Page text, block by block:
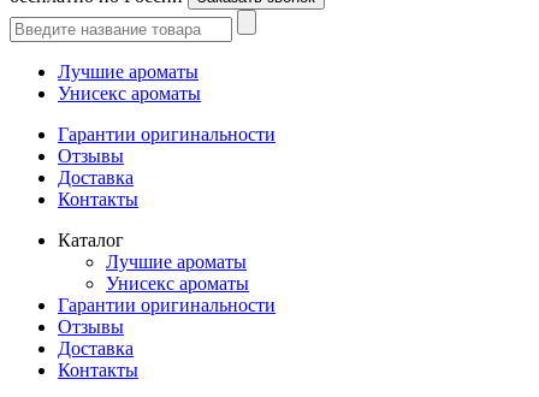
Лучшие ароматы
Унисекс ароматы
Гарантии оригинальности
Отзывы
Доставка
Контакты
Каталог
Лучшие ароматы
Унисекс ароматы
Гарантии оригинальности
Отзывы
Доставка
Контакты